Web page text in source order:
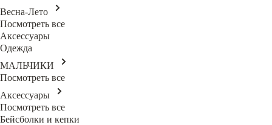
Весна-Лето
Посмотреть все
Аксессуары
Одежда
МАЛЬЧИКИ
Посмотреть все
Аксессуары
Посмотреть все
Бейсболки и кепки